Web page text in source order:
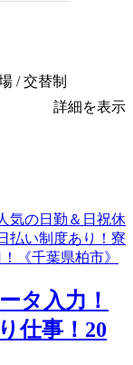
/ 交替制
詳細を表示
タ入力！
仕事！20